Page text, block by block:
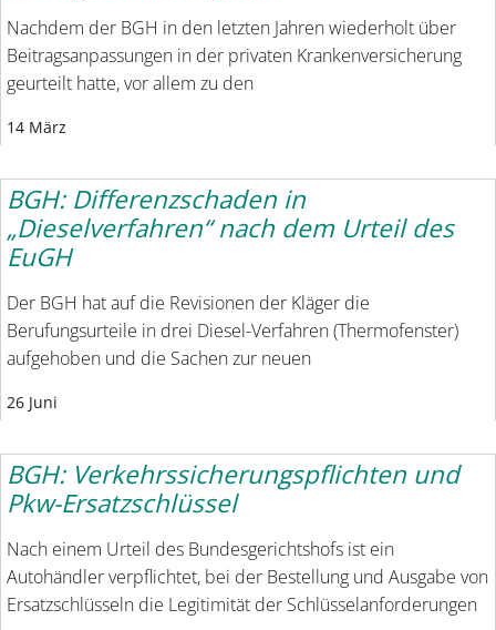
Nachdem der BGH in den letzten Jahren wiederholt über
Beitragsanpassungen in der privaten Krankenversicherung
geurteilt hatte, vor allem zu den
14 März
BGH: Differenzschaden in
„Dieselverfahren“ nach dem Urteil des
EuGH
Der BGH hat auf die Revisionen der Kläger die
Berufungsurteile in drei Diesel-Verfahren (Thermofenster)
aufgehoben und die Sachen zur neuen
26 Juni
BGH: Verkehrssicherungspflichten und
Pkw-Ersatzschlüssel
Nach einem Urteil des Bundesgerichtshofs ist ein
Autohändler verpflichtet, bei der Bestellung und Ausgabe von
Ersatzschlüsseln die Legitimität der Schlüsselanforderungen